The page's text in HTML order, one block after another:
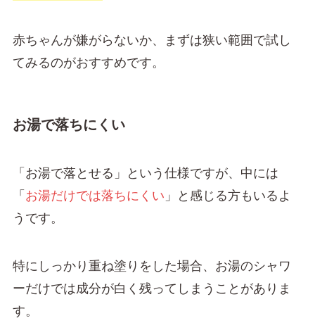
赤ちゃんが嫌がらないか、まずは狭い範囲で試し
てみるのがおすすめです。
お湯で落ちにくい
「お湯で落とせる」という仕様ですが、中には
「 お湯だけでは落ちにくい 」と感じる方もいるよ
うです。
特にしっかり重ね塗りをした場合、お湯のシャワ
ーだけでは成分が白く残ってしまうことがありま
す。